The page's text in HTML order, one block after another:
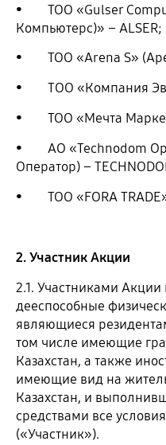
• ТОО «Gulser
Компьютерс)» – ALSER;
• ТОО «Arena S»
• TОО «Компания
• ТОО «Мечта
• АО «Technodom
Оператор) –
• ТОО «FORA TRADE»
2. Участник Акции
2.1. Участниками Акции
дееспособные
являющиеся
том числе имеющие
Казахстан, а также
имеющие вид на
Казахстан, и
средствами все
(«Участник»).